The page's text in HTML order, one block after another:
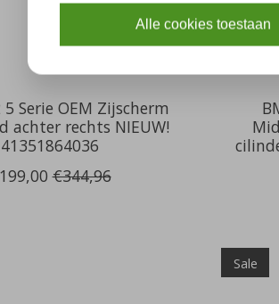
5 Serie OEM Zijscherm
achter rechts NIEUW!
41351864036
€344,96
Sale
Alle cookies toestaan